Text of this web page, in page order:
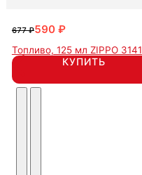
677 ₽590 ₽
Топливо, 125 мл ZIPPO 3141
КУПИТЬ